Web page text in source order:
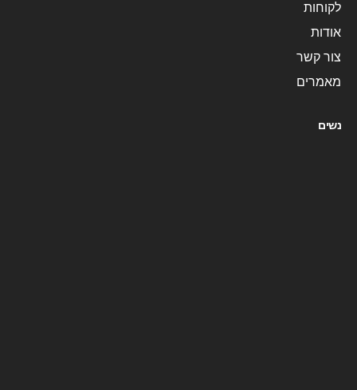
לקוחות
אודות
צור קשר
מאמרים
נשים